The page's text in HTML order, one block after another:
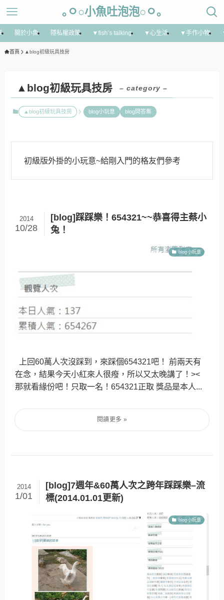
｡ㅇ○小魚吐泡泡○ㅇ｡
關於小魚 隱私權政策 ▼fish’s talking ▼心生活 ▼手作小物
首頁 ▲blog初級玩具技房
▲blog初級玩具技房 – category –
▲blog初級玩具技房 blog小玩意 blog問答集
初級版外掛的小玩意~給剛入門的格友們參考
[blog]踩踩樂！654321~~恭喜得主蔡小
兔！
2014
10/28
blog小玩意
上回60萬人次沒踩到，來踩個654321吧！ 前兩天有
在念，結果今天小紅來人很癈，所以又太晚講了！><
那就看緣份吧！只取一名！654321正取 獎品是本人...
[blog]7週年&60萬人次之跨年踩踩樂–流
標(2014.01.01更新)
2014
1/01
blog小玩意